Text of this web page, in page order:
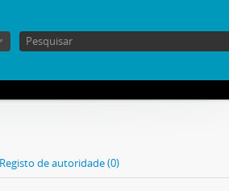
de autoridade (0)